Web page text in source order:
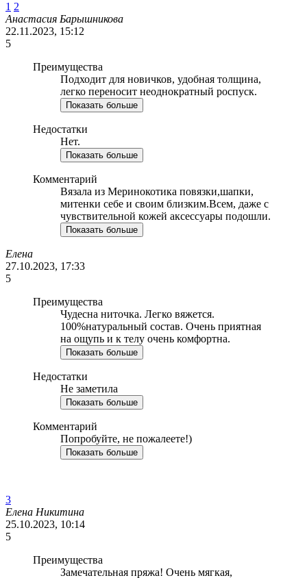
1 2
Анастасия Барышникова
22.11.2023, 15:12
5
Преимущества
Подходит для новичков, удобная толщина,
легко переносит неоднократный роспуск.
Показать больше
Недостатки
Нет.
Показать больше
Комментарий
Вязала из Меринокотика повязки,шапки,
митенки себе и своим близким.Всем, даже с
чувствительной кожей аксессуары подошли.
Показать больше
Елена
27.10.2023, 17:33
5
Преимущества
Чудесна ниточка. Легко вяжется.
100%натуральный состав. Очень приятная
на ощупь и к телу очень комфортна.
Показать больше
Недостатки
Не заметила
Показать больше
Комментарий
Попробуйте, не пожалеете!)
Показать больше
3
Елена Никитина
25.10.2023, 10:14
5
Преимущества
Замечательная пряжа! Очень мягкая,